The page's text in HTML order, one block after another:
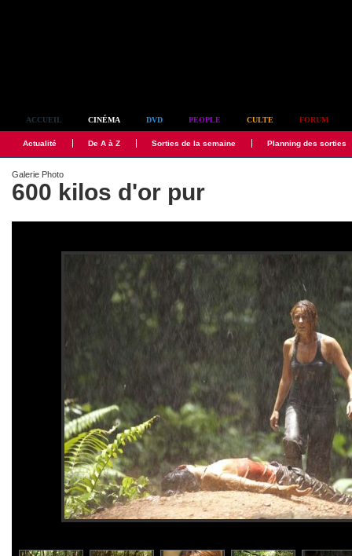
ACCUEIL CINÉMA DVD PEOPLE CULTE FORUM
Actualité De A à Z Sorties de la semaine Planning des sorties
Galerie Photo
600 kilos d'or pur